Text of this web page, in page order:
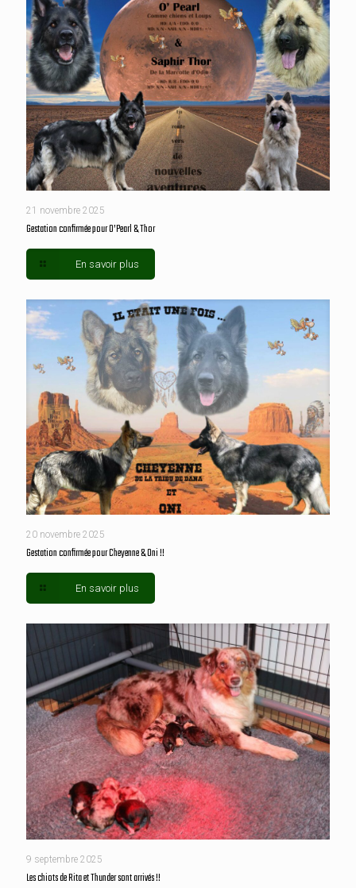
21 novembre 2025
Gestation confirmée pour O’Pearl & Thor
En savoir plus
20 novembre 2025
Gestation confirmée pour Cheyenne & Oni !!
En savoir plus
9 septembre 2025
Les chiots de Rita et Thunder sont arrivés !!